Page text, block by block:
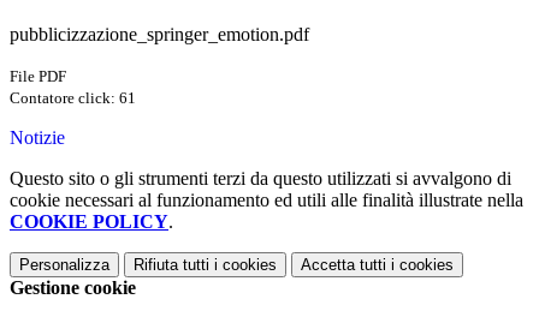
pubblicizzazione_springer_emotion.pdf
File PDF
Contatore click: 61
Notizie
Questo sito o gli strumenti terzi da questo utilizzati si avvalgono di
cookie necessari al funzionamento ed utili alle finalità illustrate nella
COOKIE POLICY.
Personalizza Rifiuta tutti i cookies Accetta tutti i cookies
Gestione cookie